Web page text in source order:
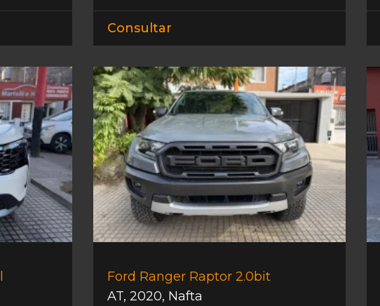
Consultar
Ford Ranger Raptor 2.0bit
AT, 2020, Nafta